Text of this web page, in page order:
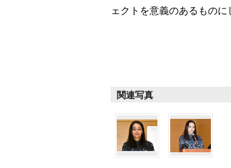
ェクトを意義のあるもの
関連写真